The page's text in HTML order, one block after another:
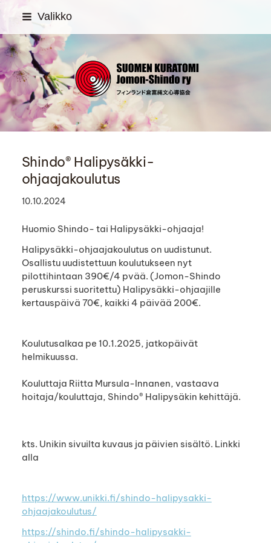
Siirry
sisältöön
Valikko
SUOMEN KURATOMI
Shindo® Halipysäkki-
ohjaajakoulutus
10.10.2024
Huomio Shindo- tai Halipysäkki-ohjaaja!
Halipysäkki-ohjaajakoulutus on uudistunut.
Osallistu uudistettuun koulutukseen nyt
pilottihintaan 390€/4 pvää. (Jomon-Shindo
peruskurssi suoritettu) Halipysäkki-ohjaajille
kertauspäivä 70€, kaikki 4 päivää 200€.
Koulutusalkaa pe 10.1.2025, jatkopäivät
helmikuussa.
Kouluttaja Riitta Mursula-Innanen, vastaava
hoitaja/kouluttaja, Shindo® Halipysäkin kehittäjä.
kts. Unikin sivuilta kuvaus ja päivien sisältö. Linkki
alla
https://www.unikki.fi/shindo-halipysakki-
ohjaajakoulutus/
https://shindo.fi/shindo-halipysakki-